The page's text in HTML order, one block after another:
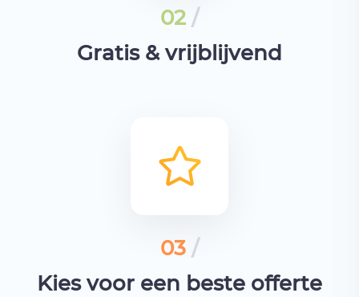
02 /
Gratis & vrijblijvend
03 /
Kies voor een beste offerte